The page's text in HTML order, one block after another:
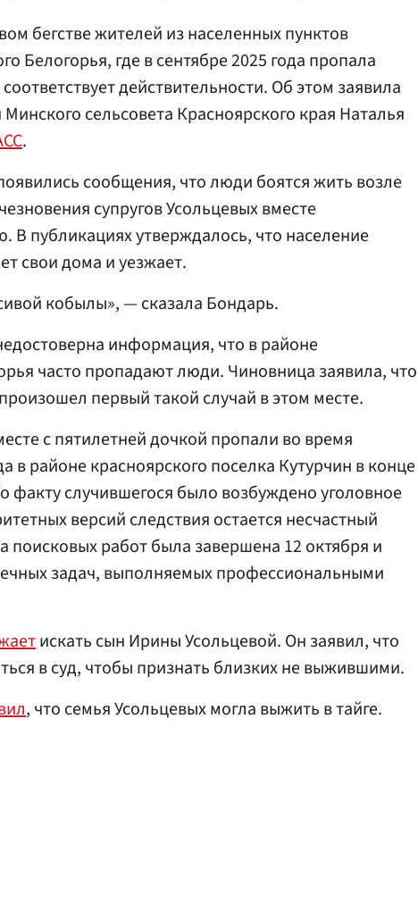
бегстве жителей из населенных пунктов
Белогорья, где в сентябре 2025 года пропала
действительности. Об этом заявила
сельсовета Красноярского края Наталья
.
сообщения, что люди боятся жить возле
супругов Усольцевых вместе
В публикациях утверждалось, что население
свои дома и уезжает.
кобылы», — сказала Бондарь.
информация, что в районе
часто пропадают люди. Чиновница заявила, что
первый такой случай в этом месте.
с пятилетней дочкой пропали во время
в районе красноярского поселка Кутурчин в конце
факту случившегося было возбуждено уголовное
версий следствия остается несчастный
поисковых работ была завершена 12 октября и
задач, выполняемых профессиональными
искать сын Ирины Усольцевой. Он заявил, что
в суд, чтобы признать близких не выжившими.
, что семья Усольцевых могла выжить в тайге.